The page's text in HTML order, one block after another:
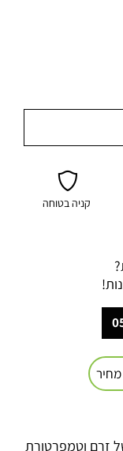
קניה בטוחה
זרם וטמפרטורת